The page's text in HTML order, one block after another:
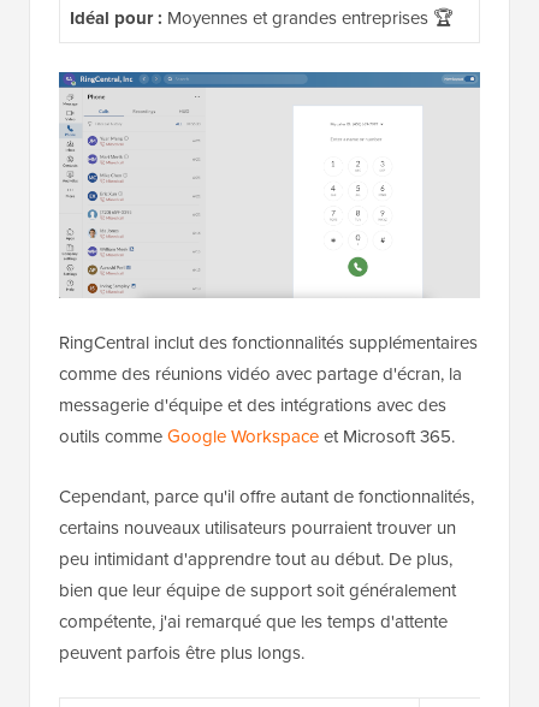
Idéal pour : Moyennes et grandes entreprises 🏆
RingCentral inclut des fonctionnalités supplémentaires
comme des réunions vidéo avec partage d'écran, la
messagerie d'équipe et des intégrations avec des
outils commeGoogle Workspaceet Microsoft 365.
Cependant, parce qu'il offre autant de fonctionnalités,
certains nouveaux utilisateurs pourraient trouver un
peu intimidant d'apprendre tout au début. De plus,
bien que leur équipe de support soit généralement
compétente, j'ai remarqué que les temps d'attente
peuvent parfois être plus longs.